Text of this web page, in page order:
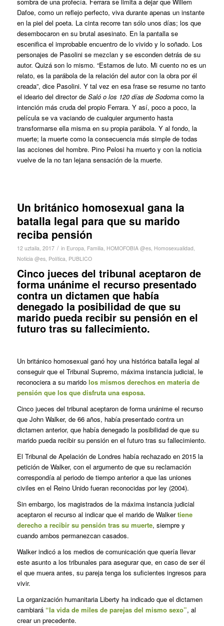
Dafoe, como un reflejo perfecto, viva durante apenas un instante
en la piel del poeta. La cinta recorre tan sólo unos días; los que
desembocaron en su brutal asesinato. En la pantalla se
escenifica el improbable encuentro de lo vivido y lo soñado. Los
personajes de Pasolini se mezclan y se esconden detrás de su
autor. Quizá son lo mismo. “Estamos de luto. Mi cuento no es un
relato, es la parábola de la relación del autor con la obra por él
creada”, dice Pasolini. Y tal vez en esa frase se resume no tanto
el ideario del director de Saló o los 120 días de Sodomacomo la
intención más cruda del propio Ferrara. Y así, poco a poco, la
película se va vaciando de cualquier argumento hasta
transformarse ella misma en su propia parábola. Y al fondo, la
muerte; la muerte como la consecuencia más simple de todas
las acciones del hombre. Pino Pelosi ha muerto y con la noticia
vuelve de la no tan lejana sensación de la muerte.
Un británico homosexual gana la
batalla legal para que su marido
reciba pensión
12 uztaila, 2017 / in Europa Familia HOMOFOBIA @es, Homosexualidad
Noticia @es, Política PUBLICO
Cinco jueces del tribunal aceptaron de
forma unánime el recurso presentado
contra un dictamen que había
denegado la posibilidad de que su
marido pueda recibir su pensión en el
futuro tras su fallecimiento.
Un británico homosexual ganó hoy una histórica batalla legal al
conseguir que el Tribunal Supremo, máxima instancia judicial, le
reconociera a su marido los mismos derechos en materia de
pensión que los que disfruta una esposa.
Cinco jueces del tribunal aceptaron de forma unánime el recurso
que John Walker, de 66 años, había presentado contra un
dictamen anterior, que había denegado la posibilidad de que su
marido pueda recibir su pensión en el futuro tras su fallecimiento.
El Tribunal de Apelación de Londres había rechazado en 2015 la
petición de Walker, con el argumento de que su reclamación
correspondía al periodo de tiempo anterior a que las uniones
civiles en el Reino Unido fueran reconocidas por ley (2004).
Sin embargo, los magistrados de la máxima instancia judicial
aceptaron el recurso al indicar que el marido de Walkertiene
derecho a recibir su pensión tras su muerte, siempre y
cuando ambos permanezcan casados.
Walker indicó a los medios de comunicación que quería llevar
este asunto a los tribunales para asegurar que, en caso de ser él
el que muera antes, su pareja tenga los suficientes ingresos para
vivir.
La organización humanitaria Liberty ha indicado que el dictamen
cambiará “la vida de miles de parejas del mismo sexo”, al
crear un precedente.